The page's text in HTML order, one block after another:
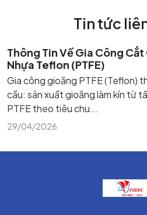
Tin tức
Thông Tin Về Gia Công
Nhựa Teflon (PTFE)
Gia công gioăng PTFE (Teflon)
cầu: sản xuất gioăng làm kín từ
PTFE theo tiêu chu...
29/04/2026